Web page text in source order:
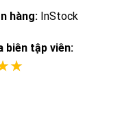
hàng: InStock
biên tập viên: